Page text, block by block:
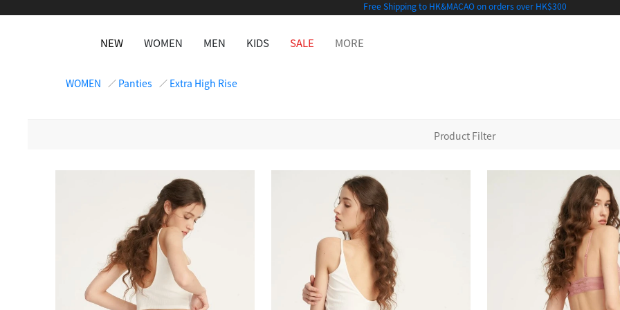
Free Shipping to HK&MACAO on orders over HK$300
NEW WOMEN MEN KIDS SALE MORE
WOMEN Panties Extra High Rise
Product Filter